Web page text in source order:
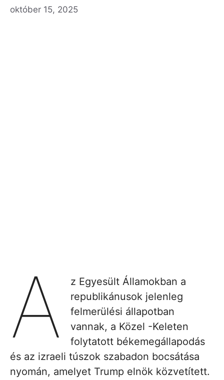
október 15, 2025
A
z Egyesült Államokban a
republikánusok jelenleg
felmerülési állapotban
vannak, a Közel -Keleten
folytatott békemegállapodás
és az izraeli túszok szabadon bocsátása
nyomán, amelyet Trump elnök közvetített.